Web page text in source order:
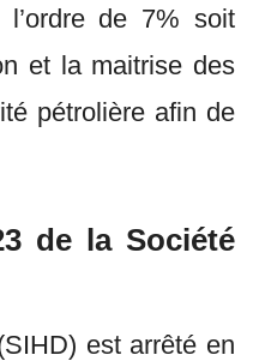
de 7% soit
et la maitrise des
pétrolière afin de
de la Société
est arrêté en